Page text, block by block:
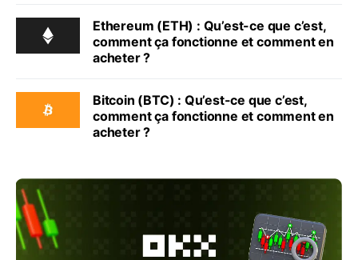
Ethereum (ETH) : Qu’est-ce que c’est,
comment ça fonctionne et comment en
acheter ?
Bitcoin (BTC) : Qu’est-ce que c’est,
comment ça fonctionne et comment en
acheter ?